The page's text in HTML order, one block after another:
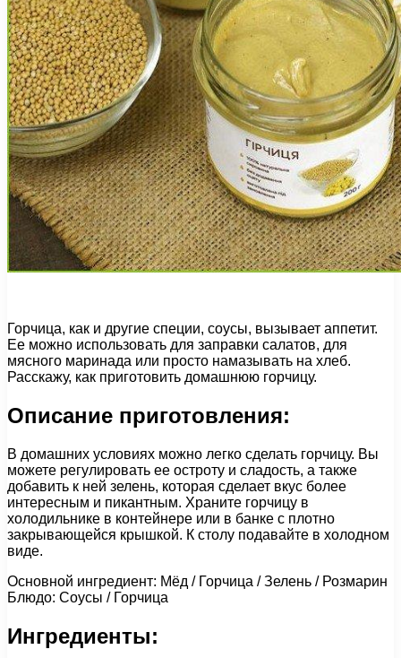
Горчица, как и другие специи, соусы, вызывает аппетит.
Ее можно использовать для заправки салатов, для
мясного маринада или просто намазывать на хлеб.
Расскажу, как приготовить домашнюю горчицу.
Описание приготовления:
В домашних условиях можно легко сделать горчицу. Вы
можете регулировать ее остроту и сладость, а также
добавить к ней зелень, которая сделает вкус более
интересным и пикантным. Храните горчицу в
холодильнике в контейнере или в банке с плотно
закрывающейся крышкой. К столу подавайте в холодном
виде.
Основной ингредиент: Мёд / Горчица / Зелень / Розмарин
Блюдо: Соусы / Горчица
Ингредиенты: